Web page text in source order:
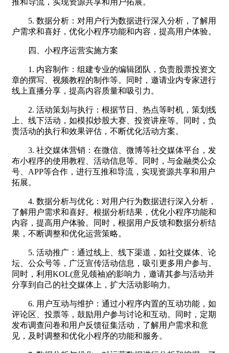
5. 数据分析：对用户行为数据进行深入分析，了解用
户需求和喜好，优化小程序功能和内容，提高用户体验。
四、小程序运营实施方案
1. 内容制作：组建专业的编辑团队，负责股票投资文
章的撰写、视频教程的制作等。同时，邀请业内专家进行
线上直播分享，提高内容质量和吸引力。
2. 活动策划与执行：根据节日、热点等时机，策划线
上、线下活动，如模拟炒股大赛、投资讲座等。同时，负
责活动的执行和效果评估，不断优化活动方案。
3. 社交媒体营销：在微信、微博等社交媒体平台，发
布小程序的使用教程、活动信息等。同时，与金融类公众
号、APP等合作，进行互推和导流，实现资源共享和用户
拓展。
4. 数据分析与优化：对用户行为数据进行深入分析，
了解用户需求和喜好。根据分析结果，优化小程序功能和
内容，提高用户体验。同时，根据用户反馈和数据分析结
果，不断调整和优化运营策略。
5. 活动推广：通过线上、线下渠道，如社交媒体、论
坛、公众号等，广泛宣传活动信息，吸引更多用户参与。
同时，利用KOL(意见领袖)的影响力，邀请其参与活动并
分享到自己的社交媒体上，扩大活动影响力。
6. 用户互动与维护：通过小程序内置的互动功能，如
评论区、投票等，鼓励用户参与讨论和互动。同时，定期
发布调查问卷和用户反馈征集活动，了解用户需求和意
见，及时调整和优化小程序的功能和服务。